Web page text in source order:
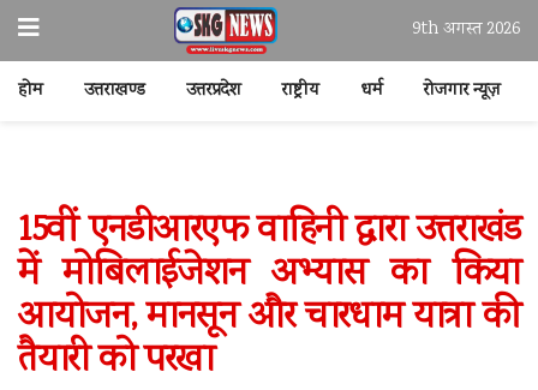
9th अगस्त 2026
होम उत्तराखण्ड उत्तरप्रदेश राष्ट्रीय धर्म रोजगार न्यूज़
15वीं एनडीआरएफ वाहिनी द्वारा उत्तराखंड
में मोबिलाईजेशन अभ्यास का किया
आयोजन, मानसून और चारधाम यात्रा की
तैयारी को परखा